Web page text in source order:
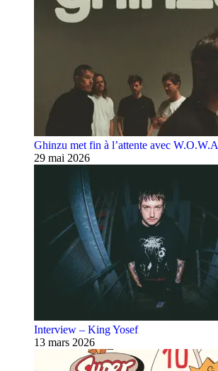
Ghinzu met fin à l’attente avec W.O.W.A
29 mai 2026
Interview – King Yosef
13 mars 2026